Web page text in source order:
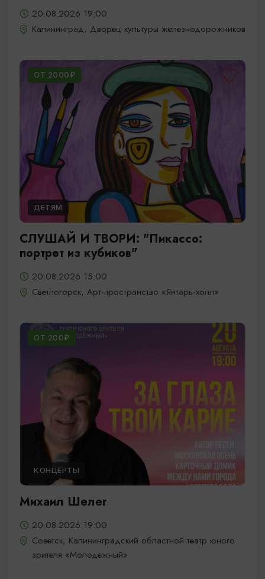
20.08.2026 19:00
Калининград, Дворец культуры железнодорожников
ОТ 2000₽
ДЕТЯМ
СЛУШАЙ И ТВОРИ: "Пикассо:
портрет из кубиков"
20.08.2026 15:00
Светлогорск, Арт-пространство «Янтарь-холл»
ОТ 200₽
КОНЦЕРТЫ
Михаил Шелег
20.08.2026 19:00
Советск, Калининградский областной театр юного
зрителя «Молодежный»